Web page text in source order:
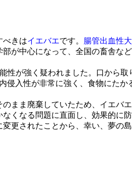
べきはイエバエです。 腸管出血性
が中心になって、全国の畜舎な
性が強く疑われました。口から取
侵入性が非常に強く、食物にたか
まま廃棄していたため、イエバ
くなる問題に直面し、効果的に
更されたことから、幸い、夢の